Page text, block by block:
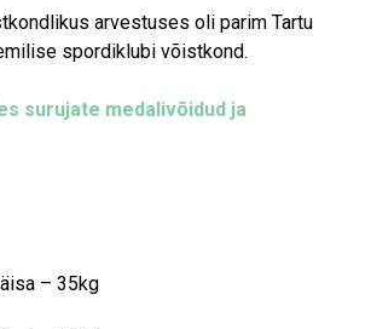
arvestuses oli parim Tartu
spordiklubi võistkond.
surujate medalivõidud ja
– 35kg